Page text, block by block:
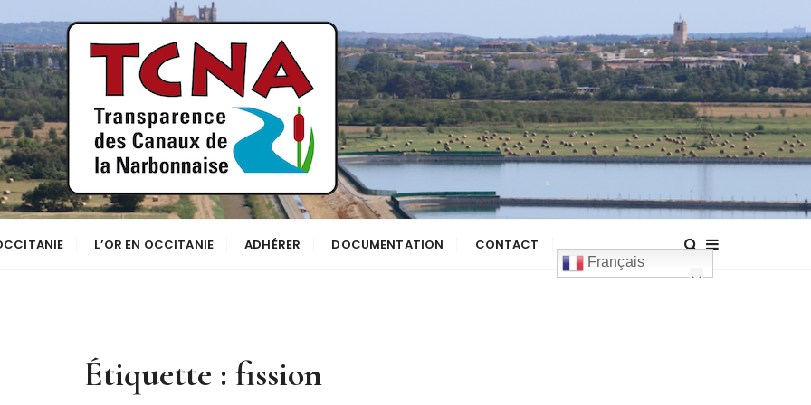
L’OR EN OCCITANIE ADHÉRER DOCUMENTATION CONTACT
Français
Étiquette : fission